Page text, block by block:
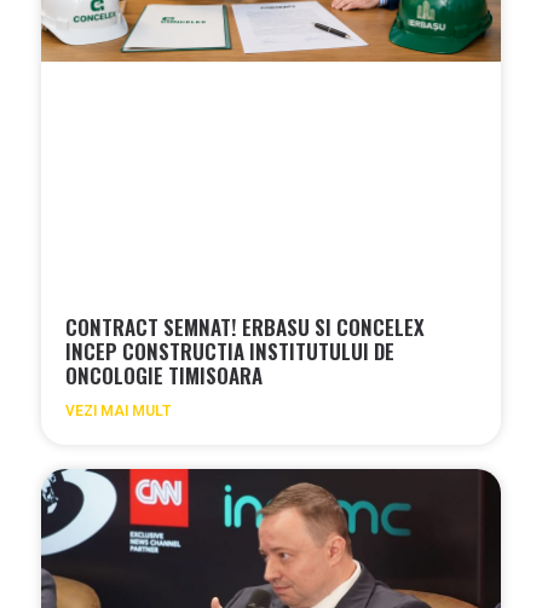
CONTRACT SEMNAT! ERBASU SI CONCELEX
INCEP CONSTRUCTIA INSTITUTULUI DE
ONCOLOGIE TIMISOARA
VEZI MAI MULT